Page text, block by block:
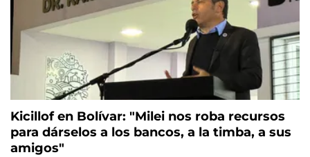
Kicillof en Bolívar: "Milei nos roba recursos
para dárselos a los bancos, a la timba, a sus
amigos"